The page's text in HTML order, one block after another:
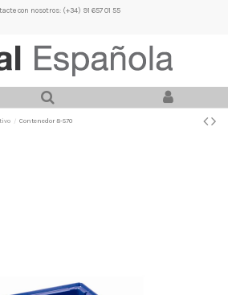
con nosotros: (+34) 91 657 01 55
Contenedor 8-570